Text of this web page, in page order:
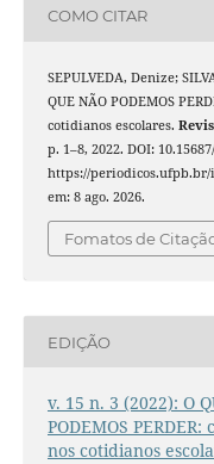
COMO CITAR
SEPULVEDA, Denize;
QUE NÃO PODEMOS
cotidianos escolares.
p. 1–8, 2022. DOI:
https://periodicos.ufpb.br/
em: 8 ago. 2026.
Fomatos de
EDIÇÃO
v. 15 n. 3 (2022): O
PODEMOS
nos cotidianos